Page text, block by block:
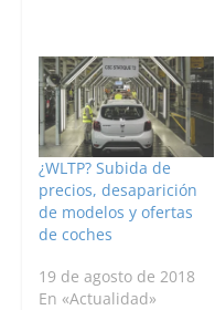
¿WLTP? Subida de
precios, desaparición
de modelos y ofertas
de coches
19 de agosto de 2018
En «Actualidad»